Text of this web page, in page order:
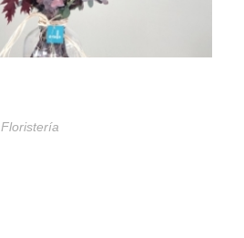
Floristería